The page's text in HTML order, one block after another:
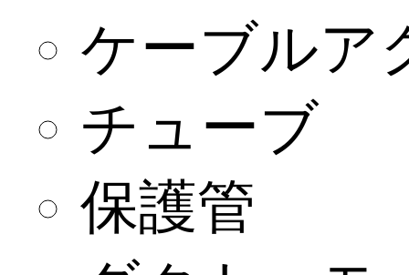
ケーブルア
チューブ
保護管